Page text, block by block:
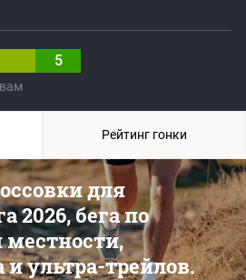
5
для
2026, бега по
местности,
ультра-трейлов.
Рейтинг гонки